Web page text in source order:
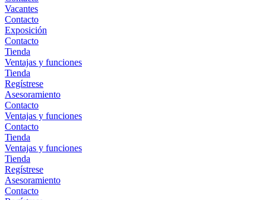
Vacantes
Contacto
Exposición
Contacto
Tienda
Ventajas y funciones
Tienda
Regístrese
Asesoramiento
Contacto
Ventajas y funciones
Contacto
Tienda
Ventajas y funciones
Tienda
Regístrese
Asesoramiento
Contacto